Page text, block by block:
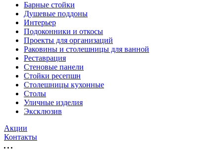
Барные стойки
Душевые поддоны
Интерьер
Подоконники и откосы
Проекты для организаций
Раковины и столешницы для ванной
Реставрация
Стеновые панели
Стойки ресепшн
Столешницы кухонные
Столы
Уличные изделия
Эксклюзив
Акции
Контакты